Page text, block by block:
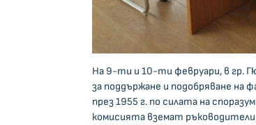
На 9-ти и 10-ти февруари, в гр.
за поддържане и подобряване на
през 1955 г. по силата на
комисията вземат